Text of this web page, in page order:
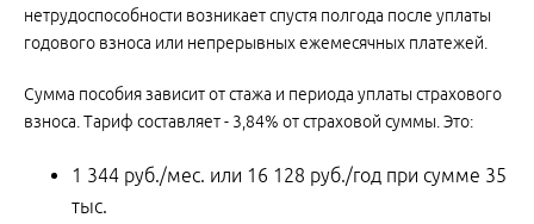
нетрудоспособности возникает спустя полгода после уплаты
годового взноса или непрерывных ежемесячных платежей.
Сумма пособия зависит от стажа и периода уплаты страхового
взноса. Тариф составляет - 3,84% от страховой суммы. Это:
1 344 руб./мес. или 16 128 руб./год при сумме 35
тыс.